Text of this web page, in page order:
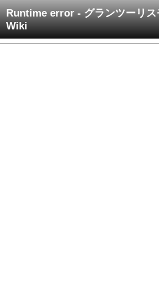
Runtime error - グランツーリス
Wiki